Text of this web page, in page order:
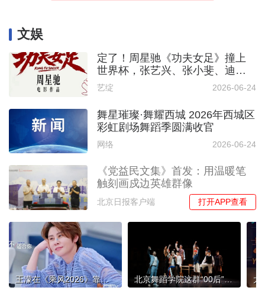
文娱
定了！周星驰《功夫女足》撞上
世界杯，张艺兴、张小斐、迪丽
热巴能否踢进“暑期档球门”？
艺绽 2026-06-24
舞星璀璨·舞耀西城 2026年西城区
彩虹剧场舞蹈季圆满收官
网络 2026-06-24
《党益民文集》首发：用温暖笔
触刻画戍边英雄群像
北京日报客户端 打开APP查看
王濛在《乘风2026》靠脑子带队局局稳赢，秘籍就这八个字 北京舞蹈学院这群“00后”本科生，用中文唱响音乐剧《悲惨世界》